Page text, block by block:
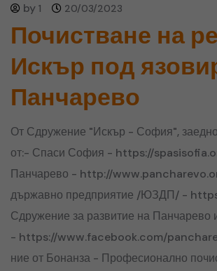
by 1 20/03/2023
Почистване на
Искър под
Панчарево
От Сдружение "Искър - София", заедно
от:- Спаси София - https://
Панчарево - http://
държавно предприятие /ЮЗДП/ -
Сдружение за развитие на Панчарево
- https://www.facebook.com/
ние от Бонанза - Професионално